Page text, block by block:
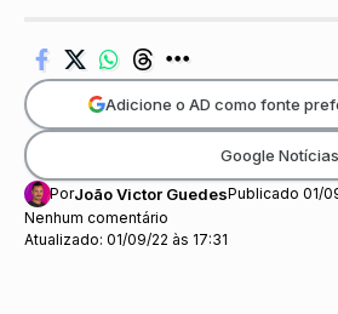
Atualizado: 01/09/22 às 17:31
PorJoão Victor GuedesPublicado 01/
Nenhum comentário
Adicione o AD como fonte
Google Notícias